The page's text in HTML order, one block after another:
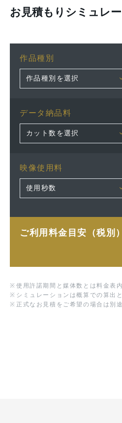
お見積もりシミュレ
作品種別
データ納品料
映像使用料
ご利用料金目安（税別）
※ 使用許諾期間と媒体数とは料金表
※ シミュレーションは概算での算出
※ 正式なお見積をご希望の場合は別